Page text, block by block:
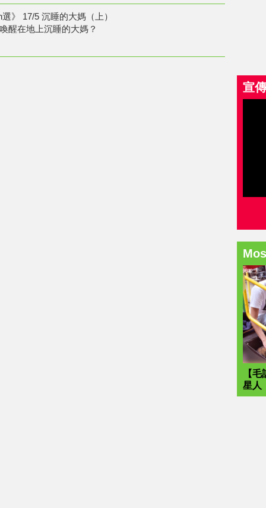
》 17/5 沉睡的大媽（上）
醒在地上沉睡的大媽？
宣
【
星人